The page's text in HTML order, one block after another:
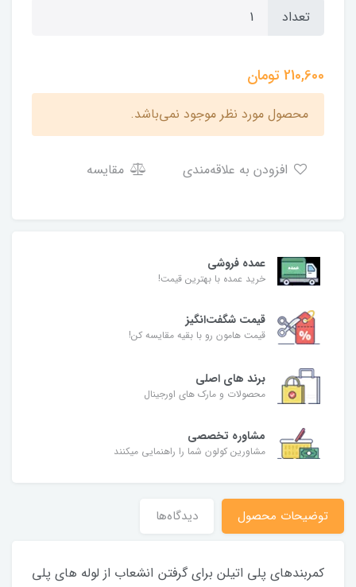
تعداد
210,600تومان
محصول مورد نظر موجود نمی‌باشد.
مقایسه
عمده فروشی
خرید عمده با بهترین قیمت!
قیمت شگفت‌انگیز
قیمت هامون رو با بقیه مقایسه کن!
برند های اصلی
محصولات و مارک های اورجینال
مشاوره تخصصی
مشاورین کولون شما را راهنمایی میکنند
توضیحات محصول دیدگاه‌ها
کمربندهای پلی اتیلن برای گرفتن انشعاب از لوله های پلی